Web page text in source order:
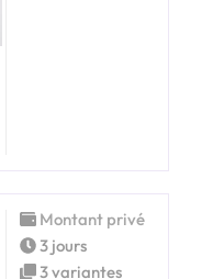
Montant privé
3 jours
3 variantes